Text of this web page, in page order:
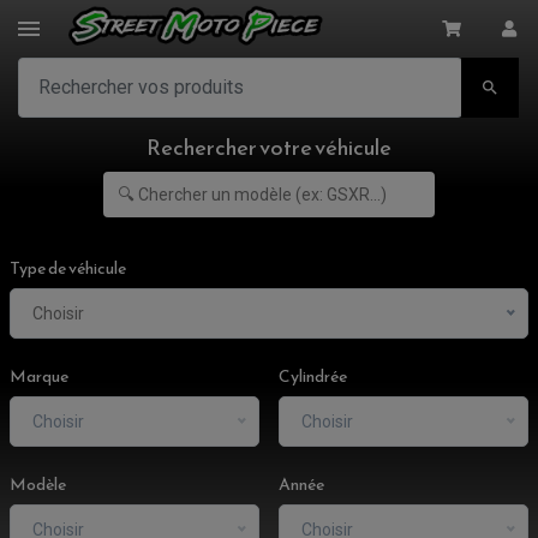

Rechercher votre véhicule
Type de véhicule
Choisir
Marque
Choisir
Cylindrée
Choisir
Modèle
Choisir
Année
Choisir